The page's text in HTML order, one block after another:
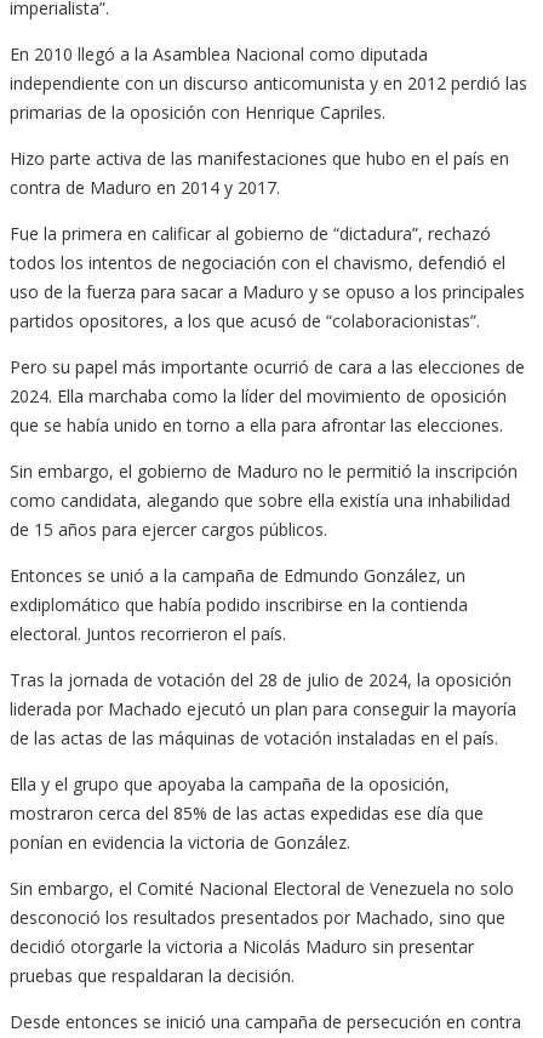
imperialista”.
En 2010 llegó a la Asamblea Nacional como diputada
independiente con un discurso anticomunista y en 2012 perdió las
primarias de la oposición con Henrique Capriles.
Hizo parte activa de las manifestaciones que hubo en el país en
contra de Maduro en 2014 y 2017.
Fue la primera en calificar al gobierno de “dictadura”, rechazó
todos los intentos de negociación con el chavismo, defendió el
uso de la fuerza para sacar a Maduro y se opuso a los principales
partidos opositores, a los que acusó de “colaboracionistas”.
Pero su papel más importante ocurrió de cara a las elecciones de
2024. Ella marchaba como la líder del movimiento de oposición
que se había unido en torno a ella para afrontar las elecciones.
Sin embargo, el gobierno de Maduro no le permitió la inscripción
como candidata, alegando que sobre ella existía una inhabilidad
de 15 años para ejercer cargos públicos.
Entonces se unió a la campaña de Edmundo González, un
exdiplomático que había podido inscribirse en la contienda
electoral. Juntos recorrieron el país.
Tras la jornada de votación del 28 de julio de 2024, la oposición
liderada por Machado ejecutó un plan para conseguir la mayoría
de las actas de las máquinas de votación instaladas en el país.
Ella y el grupo que apoyaba la campaña de la oposición,
mostraron cerca del 85% de las actas expedidas ese día que
ponían en evidencia la victoria de González.
Sin embargo, el Comité Nacional Electoral de Venezuela no solo
desconoció los resultados presentados por Machado, sino que
decidió otorgarle la victoria a Nicolás Maduro sin presentar
pruebas que respaldaran la decisión.
Desde entonces se inició una campaña de persecución en contra